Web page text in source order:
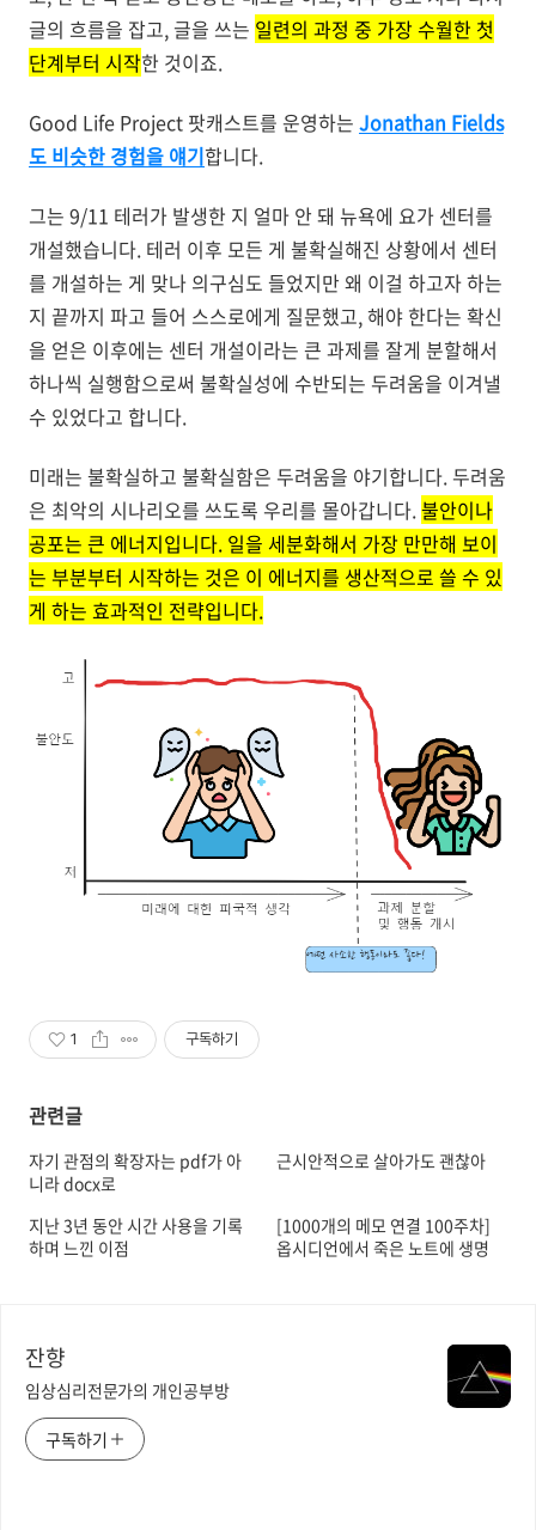
글의 흐름을 잡고, 글을 쓰는 일련의 과정 중 가장 수월한 첫
단계부터 시작한 것이죠.
Good Life Project 팟캐스트를 운영하는 Jonathan Fields
도 비슷한 경험을 얘기합니다.
그는 9/11 테러가 발생한 지 얼마 안 돼 뉴욕에 요가 센터를
개설했습니다. 테러 이후 모든 게 불확실해진 상황에서 센터
를 개설하는 게 맞나 의구심도 들었지만 왜 이걸 하고자 하는
지 끝까지 파고 들어 스스로에게 질문했고, 해야 한다는 확신
을 얻은 이후에는 센터 개설이라는 큰 과제를 잘게 분할해서
하나씩 실행함으로써 불확실성에 수반되는 두려움을 이겨낼
수 있었다고 합니다.
미래는 불확실하고 불확실함은 두려움을 야기합니다. 두려움
은 최악의 시나리오를 쓰도록 우리를 몰아갑니다.불안이나
공포는 큰 에너지입니다. 일을 세분화해서 가장 만만해 보이
는 부분부터 시작하는 것은 이 에너지를 생산적으로 쓸 수 있
게 하는 효과적인 전략입니다.
1 구독하기
관련글
자기 관점의 확장자는 pdf가 아
니라 docx로
근시안적으로 살아가도 괜찮아
지난 3년 동안 시간 사용을 기록
하며 느낀 이점
[1000개의 메모 연결 100주차]
옵시디언에서 죽은 노트에 생명
잔향
임상심리전문가의 개인공부방
구독하기